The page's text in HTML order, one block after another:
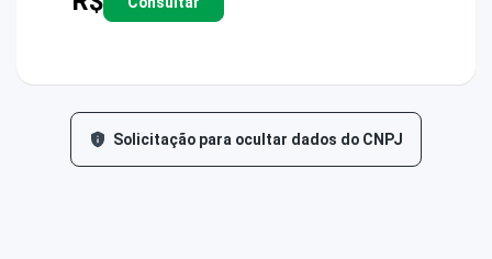
Solicitação para ocultar dados do CNPJ